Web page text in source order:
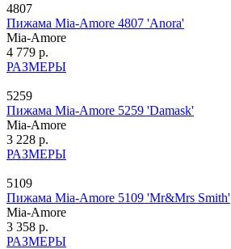
4807
Пижама Mia-Amore 4807 'Anora'
Mia-Amore
4 779 р.
РАЗМЕРЫ
5259
Пижама Mia-Amore 5259 'Damask'
Mia-Amore
3 228 р.
РАЗМЕРЫ
5109
Пижама Mia-Amore 5109 'Mr&Mrs Smith'
Mia-Amore
3 358 р.
РАЗМЕРЫ